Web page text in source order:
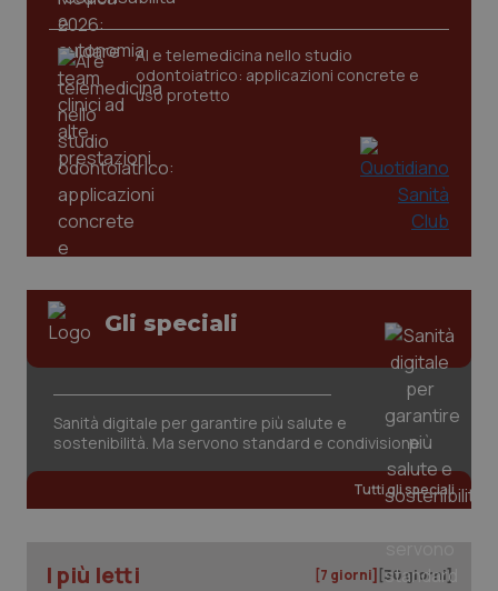
AI e telemedicina nello studio
odontoiatrico: applicazioni concrete e
uso protetto
Gli speciali
Sanità digitale per garantire più salute e
sostenibilità. Ma servono standard e condivisione
Tutti gli speciali
I più letti [7 giorni] [30 giorni]
www.quotidianosanita.it
tracking-enable